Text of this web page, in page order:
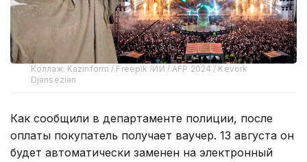
Коллаж: Kazinform / Freepik /ИИ / AFP 2024 / Kevork
Djansezian
Как сообщили в департаменте полиции, после
оплаты покупатель получает ваучер. 13 августа он
будет автоматически заменен на электронный